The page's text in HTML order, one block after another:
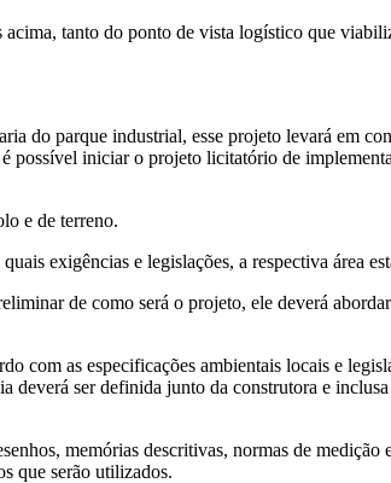
tanto do ponto de vista logístico que
do parque industrial, esse projeto levará em
possível iniciar o projeto licitatório de
e de terreno.
exigências e legislações, a respectiva área
de como será o projeto, ele deverá
com as especificações ambientais locais e
deverá ser definida junto da construtora e
memórias descritivas, normas de
que serão utilizados.